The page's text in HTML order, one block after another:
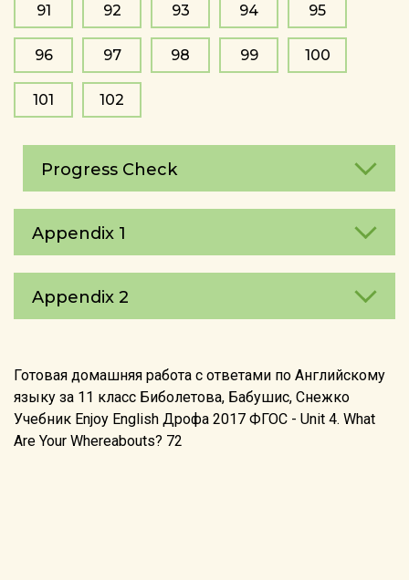
91 92 93 94 95
96 97 98 99 100
101 102
Progress Check
Appendix 1
Appendix 2
Готовая домашняя работа с ответами по Английскому
языку за 11 класс Биболетова, Бабушис, Снежко
Учебник Enjoy English Дрофа 2017 ФГОС - Unit 4. What
Are Your Whereаbouts? 72